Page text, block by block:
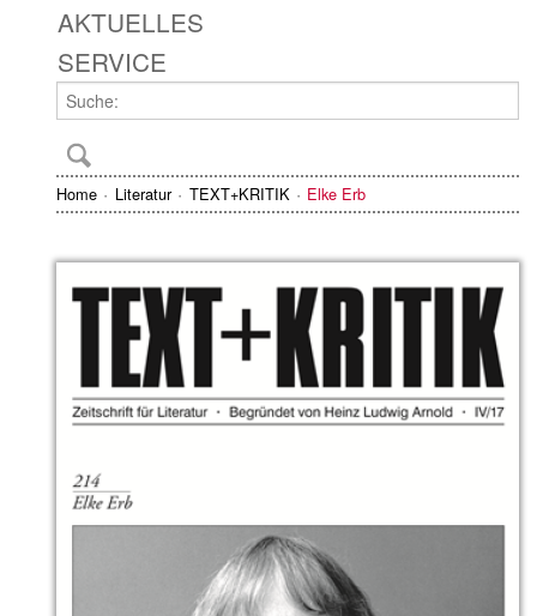
AKTUELLES
SERVICE
Home Literatur TEXT+KRITIK Elke Erb